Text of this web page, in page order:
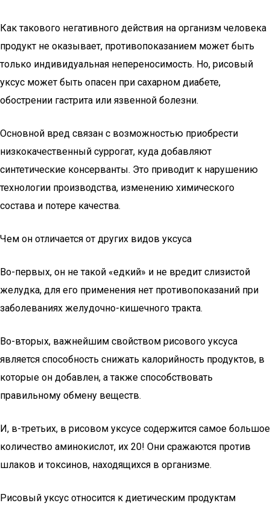
Как такового негативного действия на организм человека
продукт не оказывает, противопоказанием может быть
только индивидуальная непереносимость. Но, рисовый
уксус может быть опасен при сахарном диабете,
обострении гастрита или язвенной болезни.
Основной вред связан с возможностью приобрести
низкокачественный суррогат, куда добавляют
синтетические консерванты. Это приводит к нарушению
технологии производства, изменению химического
состава и потере качества.
Чем он отличается от других видов уксуса
Во-первых, он не такой «едкий» и не вредит слизистой
желудка, для его применения нет противопоказаний при
заболеваниях желудочно-кишечного тракта.
Во-вторых, важнейшим свойством рисового уксуса
является способность снижать калорийность продуктов, в
которые он добавлен, а также способствовать
правильному обмену веществ.
И, в-третьих, в рисовом уксусе содержится самое большое
количество аминокислот, их 20! Они сражаются против
шлаков и токсинов, находящихся в организме.
Рисовый уксус относится к диетическим продуктам